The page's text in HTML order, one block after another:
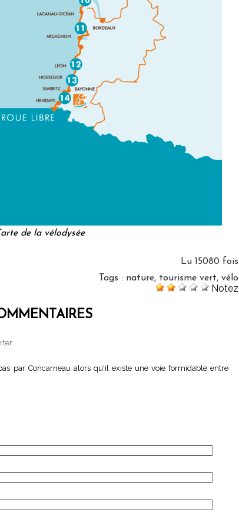
de la vélodysée
Lu 15080 fois
Tags : nature, tourisme vert, vélo
Notez
par Concarneau alors qu'il existe une voie formidable entre